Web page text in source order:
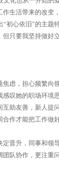
生活带来的改变
初心依旧”的主题
只要我坚持做好
虑，担心频繁向
感叹她的职场环境
助友善，新人提
作才能把工作做好
晋升，同事和领
队协作，更注重